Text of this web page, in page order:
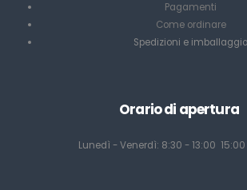
Pagamenti
Come ordinare
Spedizioni e imballaggio
Orario di apertura
Lunedì - Venerdì: 8:30 - 13:00 15:00